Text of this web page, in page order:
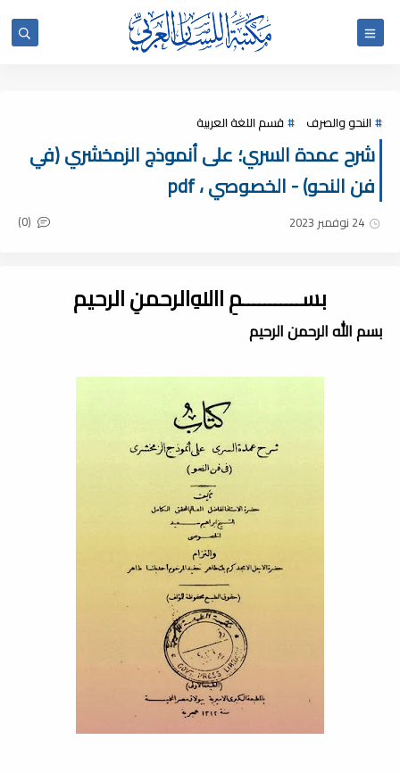
النحو والصرف قسم اللغة العربية
شرح عمدة السري؛ على أنموذج الزمخشري (في
فن النحو) - الخصوصي ، pdf
24 نوفمبر 2023 (0)
بســـــــــــمِ اﷲِالرحمنِ الرحيم
بسم الله الرحمن الرحيم